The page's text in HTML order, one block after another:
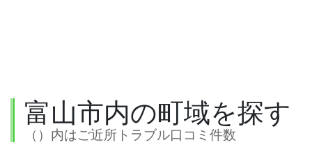
富山市内の町域を探す
（）内はご近所トラブル口コミ件数